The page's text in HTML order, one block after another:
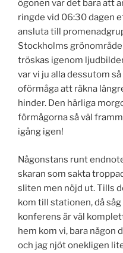
ögonen var det bara att
ringde vid 06:30 dagen
ansluta till
Stockholms
tröskas igenom
var vi ju alla dessutom
oförmåga att räkna
hinder. Den härliga
förmågorna så väl
igång igen!
Någonstans runt
skaran som sakta
sliten men nöjd ut. Tills
kom till stationen, då
konferens är väl
hem kom vi, bara
och jag njöt onekligen